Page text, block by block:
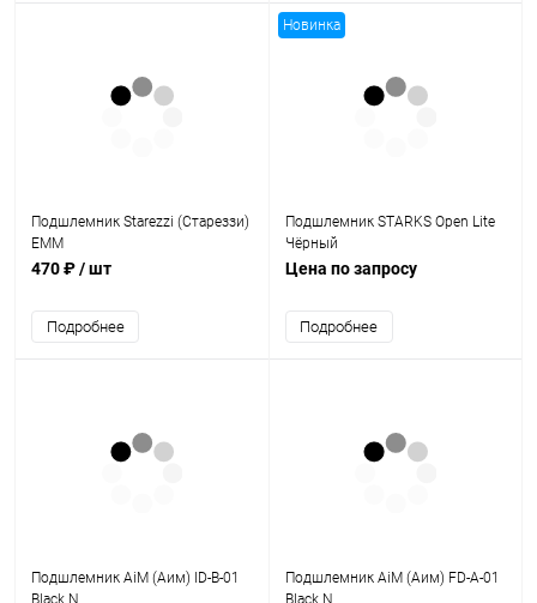
Подшлемник Starezzi (Стареззи)
EMM
470 ₽/ шт
Подробнее
Новинка
Подшлемник STARKS Open Lite
Чёрный
Цена по запросу
Подробнее
Подшлемник AiM (Аим) ID-B-01
Black N
Подшлемник AiM (Аим) FD-A-01
Black N